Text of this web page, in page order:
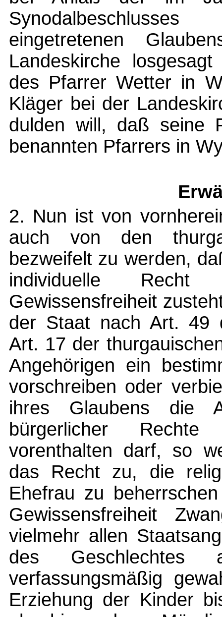
eingetretenen
Landeskirche
des Pfarrer Wetter in
Kläger bei der
dulden will, daß seine
benannten Pfarrers in
2. Nun ist von
auch von den
bezweifelt zu werden,
individuelle
Gewissensfreiheit
der Staat nach Art. 49
Art. 17 der
Angehörigen ein
vorschreiben oder
ihres Glaubens die
bürgerlicher
vorenthalten darf, so
das Recht zu, die
Ehefrau zu
Gewissensfreiheit
vielmehr allen
des Geschlechtes
verfassungsmäßig
Erziehung der Kinder